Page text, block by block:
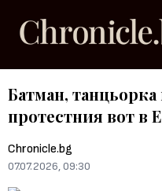
Батман,
протестния вот в
Chronicle.bg
07.07.2026, 09:30